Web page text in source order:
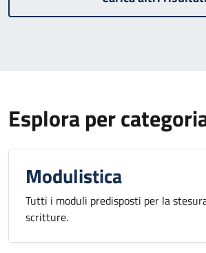
Esplora per
Modulistica
Tutti i moduli predisposti per la
scritture.